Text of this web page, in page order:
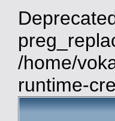
/home/
runtime-